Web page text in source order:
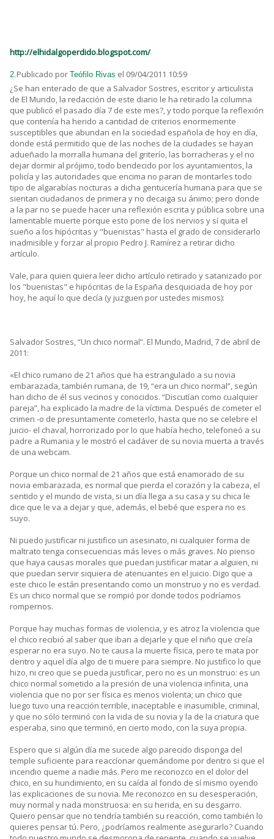
http://elhidalgoperdido.blogspot.com/
2.Publicado por Teófilo Rivas el 09/04/2011 10:59
¿Se han enterado de que a Salvador Sostres, escritor y articulista
de El Mundo, la redacción de este diario le ha retirado la columna
que publicó el pasado día 7 de este mes?, y todo porque la reflexión
que contenía ha herido a cantidad de criterios enormemente
susceptibles que abundan en la sociedad española de hoy en día,
donde está permitido que de las noches de la ciudades se hayan
adueñado la morralla humana del griterío, las borracheras y el no
dejar dormir al prójimo, todo bendecido por los ayuntamientos, la
policía y las autoridades que encima no paran de montarles todo
tipo de algarabías nocturas a dicha gentucería humana para que se
sientan ciudadanos de primera y no decaiga su ánimo; pero donde
a la par no se puede hacer una reflexión escrita y pública sobre una
lamentable muerte porque esto pone de los nervios y sí quita el
sueño a los hipócritas y "buenistas" hasta el grado de considerarlo
inadmisible y forzar al propio Pedro J. Ramírez a retirar dicho
artículo.
Vale, para quien quiera leer dicho artículo retirado y satanizado por
los "buenistas" e hipócritas de la España desquiciada de hoy por
hoy, he aquí lo que decía (y juzguen por ustedes mismos):
Salvador Sostres, “Un chico normal”. El Mundo, Madrid, 7 de abril de
2011:
«El chico rumano de 21 años que ha estrangulado a su novia
embarazada, también rumana, de 19, “era un chico normal”, según
han dicho de él sus vecinos y conocidos. “Discutían como cualquier
pareja”, ha explicado la madre de la víctima. Después de cometer el
crimen -o de presuntamente cometerlo, hasta que no se celebre el
juicio- el chaval, horrorizado por lo que había hecho, telefoneó a su
padre a Rumania y le mostró el cadáver de su novia muerta a través
de una webcam.
Porque un chico normal de 21 años que está enamorado de su
novia embarazada, es normal que pierda el corazón y la cabeza, el
sentido y el mundo de vista, si un día llega a su casa y su chica le
dice que le va a dejar y que, además, el bebé que espera no es
suyo.
Ni puedo justificar ni justifico un asesinato, ni cualquier forma de
maltrato tenga consecuencias más leves o más graves. No pienso
que haya causas morales que puedan justificar matar a alguien, ni
que puedan servir siquiera de atenuantes en el juicio. Digo que a
este chico le están presentando como un monstruo y no es verdad.
Es un chico normal que se rompió por donde todos podríamos
rompernos.
Porque hay muchas formas de violencia, y es atroz la violencia que
el chico recibió al saber que iban a dejarle y que el niño que creía
esperar no era suyo. No te causa la muerte física, pero te mata por
dentro y aquel día algo de ti muere para siempre. No justifico lo que
hizo, ni creo que se pueda justificar, pero no es un monstruo: es un
chico normal sometido a la presión de una violencia infinita, una
violencia que no por ser física es menos violenta; un chico que
luego tuvo una reacción terrible, inaceptable e inasumible, criminal,
y que no sólo terminó con la vida de su novia y la de la criatura que
esperaba, sino que terminó, en cierto modo, con la suya propia.
Espero que si algún día me sucede algo parecido disponga del
temple suficiente para reaccíonar quemándome por dentro si que el
incendio queme a nadie más. Pero me reconozco en el dolor del
chico, en su hundimiento, en su caída al fondo de sí mismo oyendo
las explicaciones de su novia. Me reconozco en su desesperación,
muy normal y nada monstruosa: en su herida, en su desgarro.
Quiero pensar que no tendría también su reacción, como también lo
quieres pensar tú. Pero, ¿podríamos realmente asegurarlo? Cuando